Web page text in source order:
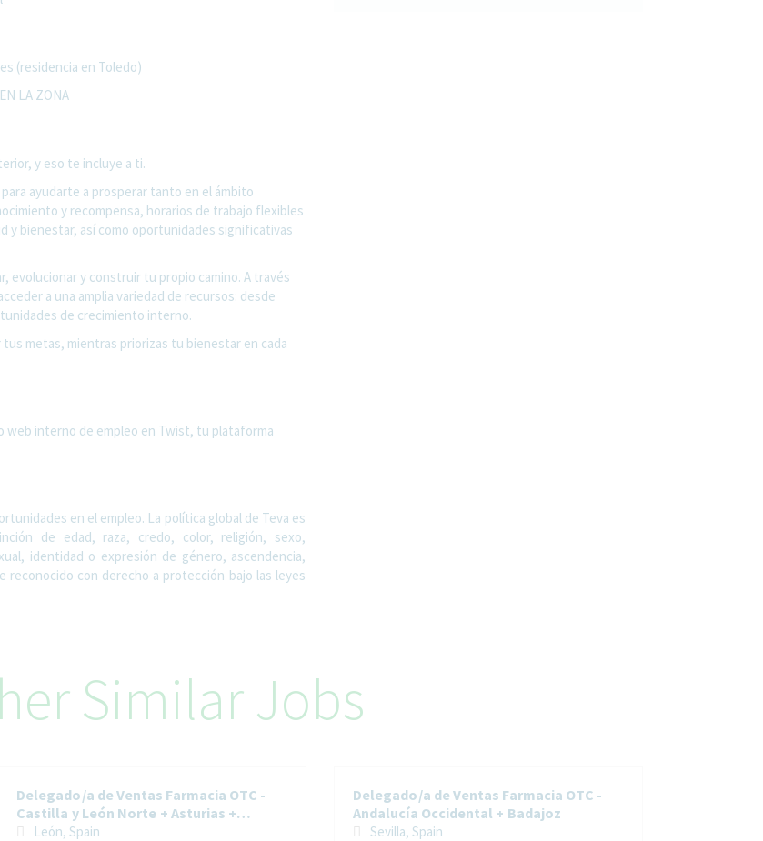
(residencia en Toledo)
LA ZONA
y eso te incluye a ti.
ayudarte a prosperar tanto en el ámbito
y recompensa, horarios de trabajo flexibles
y bienestar, así como oportunidades significativas
evolucionar y construir tu propio camino. A través
a una amplia variedad de recursos: desde
de crecimiento interno.
metas, mientras priorizas tu bienestar en cada
interno de empleo en Twist, tu plataforma
en el empleo. La política global de Teva es
de edad, raza, credo, color, religión, sexo,
identidad o expresión de género, ascendencia,
con derecho a protección bajo las leyes
Similar Jobs
Delegado/a de Ventas Farmacia OTC -
Castilla y León Norte + Asturias +
CantabriaLeón, Spain
Delegado/a de Ventas Farmacia OTC -
Andalucía Occidental + Badajoz
Sevilla, Spain